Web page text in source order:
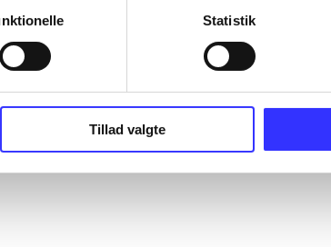
Statistik
Tillad valgte